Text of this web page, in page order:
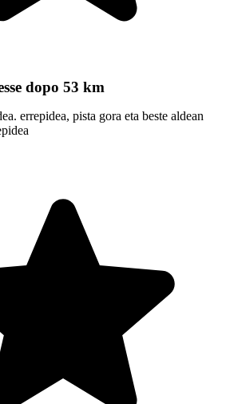
dopo 53 km
errepidea, pista gora eta beste aldean